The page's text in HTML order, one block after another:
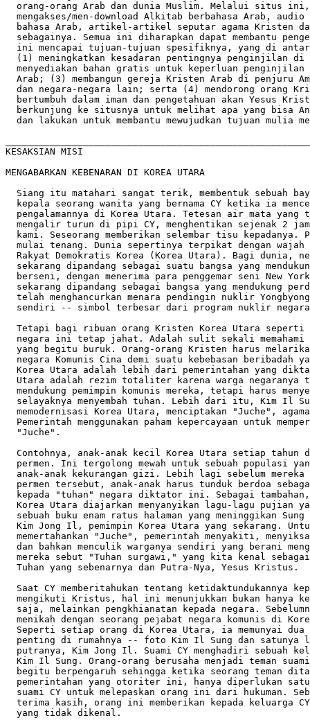
orang-orang Arab dan dunia Muslim. Melalui situs
mengakses/men-download Alkitab berbahasa Arab,
bahasa Arab, artikel-artikel seputar agama Kristen
sebagainya. Semua ini diharapkan dapat membantu
ini mencapai tujuan-tujuan spesifiknya, yang di
(1) meningkatkan kesadaran pentingnya
menyediakan bahan gratis untuk keperluan
Arab; (3) membangun gereja Kristen Arab di
dan negara-negara lain; serta (4) mendorong
bertumbuh dalam iman dan pengetahuan akan Yesus
berkunjung ke situsnya untuk melihat apa yang
dan lakukan untuk membantu mewujudkan tujuan mulia
KESAKSIAN MISI
MENGABARKAN KEBENARAN DI KOREA UTARA
Siang itu matahari sangat terik, membentuk
kepala seorang wanita yang bernama CY ketika ia
pengalamannya di Korea Utara. Tetesan air mata yang
mengalir turun di pipi CY, menghentikan sejenak
kami. Seseorang memberikan selembar tisu
mulai tenang. Dunia sepertinya terpikat dengan
Rakyat Demokratis Korea (Korea Utara). Bagi dunia,
sekarang dipandang sebagai suatu bangsa yang
berseni, dengan menerima para penggemar seni New
sekarang dipandang sebagai bangsa yang mendukung
telah menghancurkan menara pendingin nuklir
sendiri -- simbol terbesar dari program nuklir
Tetapi bagi ribuan orang Kristen Korea Utara
negara ini tetap jahat. Adalah sulit sekali
yang begitu buruk. Orang-orang Kristen harus
negara Komunis Cina demi suatu kebebasan beribadah
Korea Utara adalah lebih dari pemerintahan yang
Utara adalah rezim totaliter karena warga
mendukung pemimpin komunis mereka, tetapi harus
selayaknya menyembah tuhan. Lebih dari itu,
memodernisasi Korea Utara, menciptakan
Pemerintah menggunakan paham kepercayaan untuk
  "Juche".
Contohnya, anak-anak kecil Korea Utara setiap tahun
permen. Ini tergolong mewah untuk sebuah populasi
anak-anak kekurangan gizi. Lebih lagi sebelum
permen tersebut, anak-anak harus tunduk berdoa
kepada "tuhan" negara diktator ini. Sebagai
Korea Utara diajarkan menyanyikan lagu-lagu pujian
sebuah buku enam ratus halaman yang meninggikan
Kim Jong Il, pemimpin Korea Utara yang sekarang.
memertahankan "Juche", pemerintah menyakiti,
dan bahkan menculik warganya sendiri yang berani
mereka sebut "Tuhan surgawi," yang kita kenal
  Tuhan yang sebenarnya dan Putra-Nya, Yesus Kristus.
Saat CY memberitahukan tentang ketidaktundukannya
mengikuti Kristus, hal ini menunjukkan bukan hanya
saja, melainkan pengkhianatan kepada negara.
menikah dengan seorang pejabat negara komunis
Seperti setiap orang di Korea Utara, ia
penting di rumahnya -- foto Kim Il Sung dan
putranya, Kim Jong Il. Suami CY menghadiri sebuah
Kim Il Sung. Orang-orang berusaha menjadi teman
begitu berpengaruh sehingga ketika seorang
pemerintahan yang otoriter ini, hanya diperlukan
suami CY untuk melepaskan orang ini dari
terima kasih, orang ini memberikan kepada keluarga
  yang tidak dikenal.